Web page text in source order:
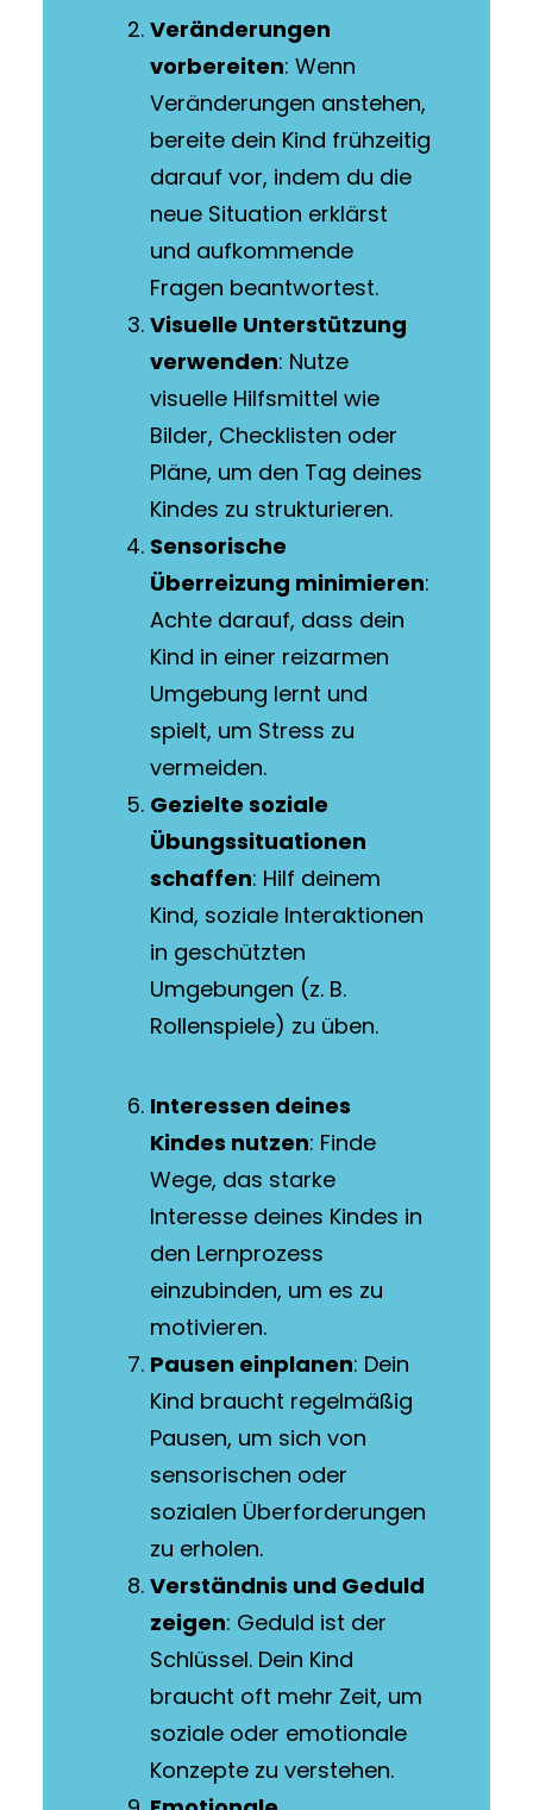
Veränderungen
vorbereiten: Wenn
Veränderungen anstehen,
bereite dein Kind frühzeitig
darauf vor, indem du die
neue Situation erklärst
und aufkommende
Fragen beantwortest.
Visuelle Unterstützung
verwenden: Nutze
visuelle Hilfsmittel wie
Bilder, Checklisten oder
Pläne, um den Tag deines
Kindes zu strukturieren.
Sensorische
Überreizung minimieren:
Achte darauf, dass dein
Kind in einer reizarmen
Umgebung lernt und
spielt, um Stress zu
vermeiden.
Gezielte soziale
Übungssituationen
schaffen: Hilf deinem
Kind, soziale Interaktionen
in geschützten
Umgebungen (z. B.
Rollenspiele) zu üben.
Interessen deines
Kindes nutzen: Finde
Wege, das starke
Interesse deines Kindes in
den Lernprozess
einzubinden, um es zu
motivieren.
Pausen einplanen: Dein
Kind braucht regelmäßig
Pausen, um sich von
sensorischen oder
sozialen Überforderungen
zu erholen.
Verständnis und Geduld
zeigen: Geduld ist der
Schlüssel. Dein Kind
braucht oft mehr Zeit, um
soziale oder emotionale
Konzepte zu verstehen.